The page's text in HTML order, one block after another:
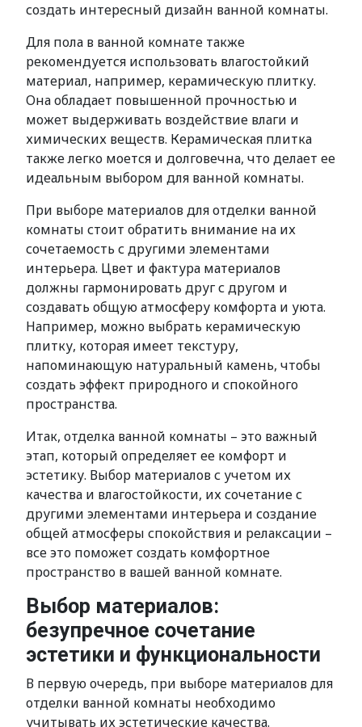
создать интересный дизайн ванной комнаты.
Для пола в ванной комнате также
рекомендуется использовать влагостойкий
материал, например, керамическую плитку.
Она обладает повышенной прочностью и
может выдерживать воздействие влаги и
химических веществ. Керамическая плитка
также легко моется и долговечна, что делает ее
идеальным выбором для ванной комнаты.
При выборе материалов для отделки ванной
комнаты стоит обратить внимание на их
сочетаемость с другими элементами
интерьера. Цвет и фактура материалов
должны гармонировать друг с другом и
создавать общую атмосферу комфорта и уюта.
Например, можно выбрать керамическую
плитку, которая имеет текстуру,
напоминающую натуральный камень, чтобы
создать эффект природного и спокойного
пространства.
Итак, отделка ванной комнаты – это важный
этап, который определяет ее комфорт и
эстетику. Выбор материалов с учетом их
качества и влагостойкости, их сочетание с
другими элементами интерьера и создание
общей атмосферы спокойствия и релаксации –
все это поможет создать комфортное
пространство в вашей ванной комнате.
Выбор материалов:
безупречное сочетание
эстетики и функциональности
В первую очередь, при выборе материалов для
отделки ванной комнаты необходимо
учитывать их эстетические качества.